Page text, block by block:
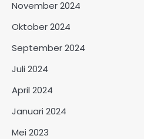
November 2024
Oktober 2024
September 2024
Juli 2024
April 2024
Januari 2024
Mei 2023